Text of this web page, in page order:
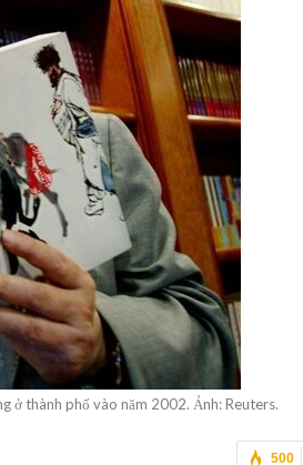
ở thành phố vào năm 2002. Ảnh: Reuters.
500